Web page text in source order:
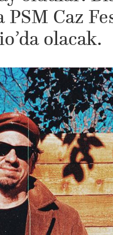
PSM Caz
olacak.